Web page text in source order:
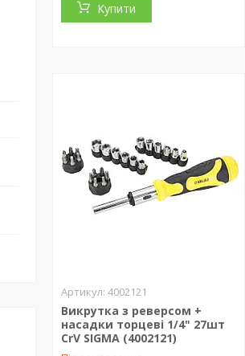
Купити
4002121
Викрутка з реверсом +
насадки торцеві 1/4" 27шт
CrV SIGMA (4002121)